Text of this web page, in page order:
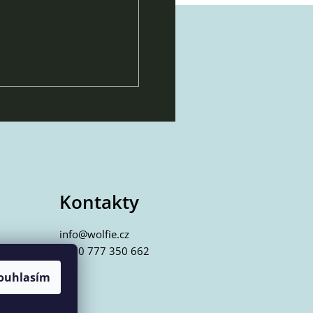
Kontakty
info@wolfie.cz
+420 777 350 662